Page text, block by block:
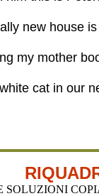
new house
my mother
cat in our
SOLUZIONI